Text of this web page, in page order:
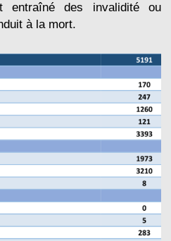
entraîné des invalidité ou
à la mort.